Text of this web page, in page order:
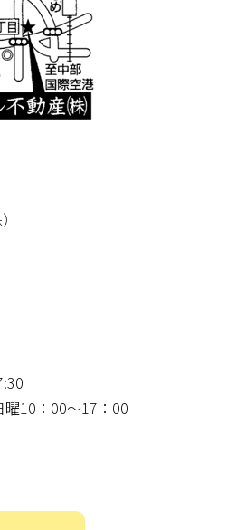
10：00～17：00